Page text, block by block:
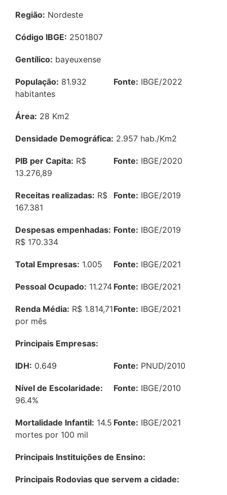
Região: Nordeste
Código IBGE: 2501807
Gentílico: bayeuxense
População: 81.932
habitantes
Fonte: IBGE/2022
Área: 28 Km2
Densidade Demográfica: 2.957 hab./Km2
PIB per Capita: R$
13.276,89
Fonte: IBGE/2020
Receitas realizadas: R$
167.381
Fonte: IBGE/2019
Despesas empenhadas:
R$ 170.334
Fonte: IBGE/2019
Total Empresas: 1.005 Fonte: IBGE/2021
Pessoal Ocupado: 11.274 Fonte: IBGE/2021
Renda Média: R$ 1.814,71
por mês
Fonte: IBGE/2021
Principais Empresas:
IDH: 0.649 Fonte: PNUD/2010
Nível de Escolaridade:
96.4%
Fonte: IBGE/2010
Mortalidade Infantil: 14.5
mortes por 100 mil
Fonte: IBGE/2021
Principais Instituições de Ensino:
Principais Rodovias que servem a cidade: